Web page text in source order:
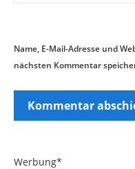
Name, E-Mail-Adresse und
nächsten Kommentar
Werbung*